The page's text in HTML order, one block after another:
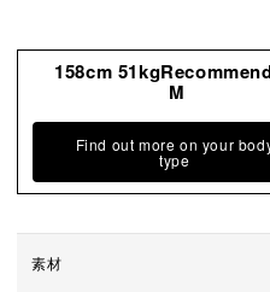
158cm
M
Find out more on your
type
素材